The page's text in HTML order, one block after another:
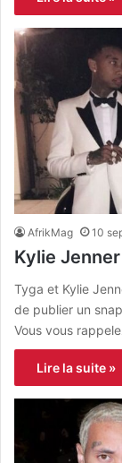
AfrikMag 10
Kylie
Tyga et Kylie
de publier un
Vous vous
Lire la suite »